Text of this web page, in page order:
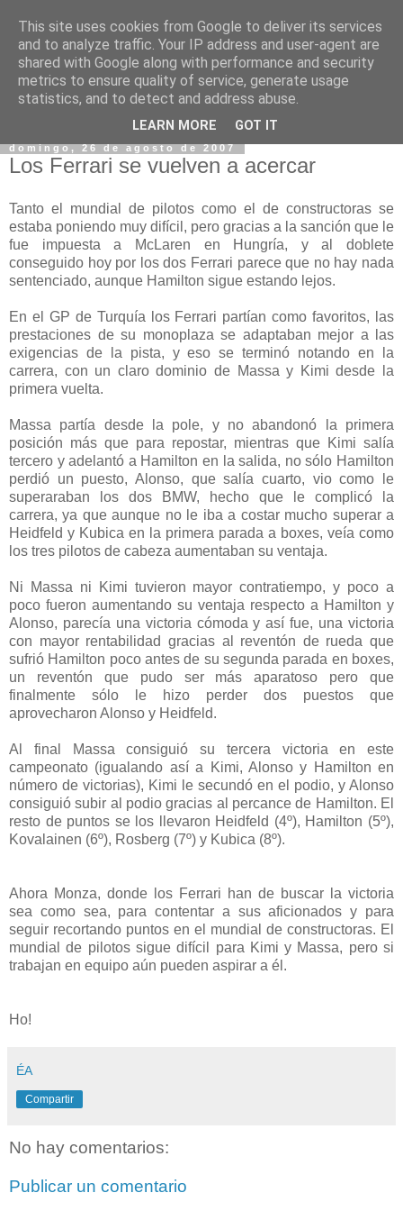
domingo, 26 de agosto de 2007
Los Ferrari se vuelven a acercar
Tanto el mundial de pilotos como el de constructoras se
estaba poniendo muy difícil, pero gracias a la sanción que le
fue impuesta a McLaren en Hungría, y al doblete
conseguido hoy por los dos Ferrari parece que no hay nada
sentenciado, aunque Hamilton sigue estando lejos.
En el GP de Turquía los Ferrari partían como favoritos, las
prestaciones de su monoplaza se adaptaban mejor a las
exigencias de la pista, y eso se terminó notando en la
carrera, con un claro dominio de Massa y Kimi desde la
primera vuelta.
Massa partía desde la pole, y no abandonó la primera
posición más que para repostar, mientras que Kimi salía
tercero y adelantó a Hamilton en la salida, no sólo Hamilton
perdió un puesto, Alonso, que salía cuarto, vio como le
superaraban los dos BMW, hecho que le complicó la
carrera, ya que aunque no le iba a costar mucho superar a
Heidfeld y Kubica en la primera parada a boxes, veía como
los tres pilotos de cabeza aumentaban su ventaja.
Ni Massa ni Kimi tuvieron mayor contratiempo, y poco a
poco fueron aumentando su ventaja respecto a Hamilton y
Alonso, parecía una victoria cómoda y así fue, una victoria
con mayor rentabilidad gracias al reventón de rueda que
sufrió Hamilton poco antes de su segunda parada en boxes,
un reventón que pudo ser más aparatoso pero que
finalmente sólo le hizo perder dos puestos que
aprovecharon Alonso y Heidfeld.
Al final Massa consiguió su tercera victoria en este
campeonato (igualando así a Kimi, Alonso y Hamilton en
número de victorias), Kimi le secundó en el podio, y Alonso
consiguió subir al podio gracias al percance de Hamilton. El
resto de puntos se los llevaron Heidfeld (4º), Hamilton (5º),
Kovalainen (6º), Rosberg (7º) y Kubica (8º).
Ahora Monza, donde los Ferrari han de buscar la victoria
sea como sea, para contentar a sus aficionados y para
seguir recortando puntos en el mundial de constructoras. El
mundial de pilotos sigue difícil para Kimi y Massa, pero si
trabajan en equipo aún pueden aspirar a él.
Ho!
ÉA
Compartir
No hay comentarios:
Publicar un comentario
This site uses cookies from Google to deliver its services
and to analyze traffic. Your IP address and user-agent are
shared with Google along with performance and security
metrics to ensure quality of service, generate usage
statistics, and to detect and address abuse.
LEARN MORE GOT IT